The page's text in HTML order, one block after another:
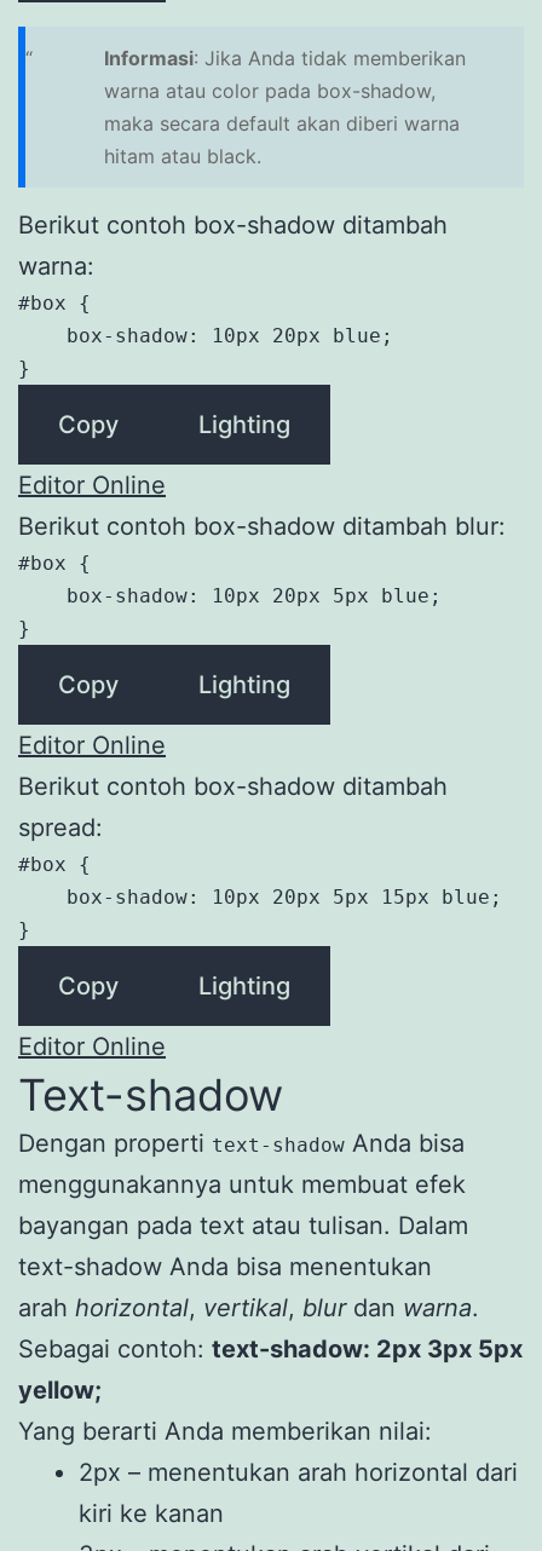
Informasi: Jika Anda tidak memberikan
warna atau color pada box-shadow,
maka secara default akan diberi warna
hitam atau black.
Berikut contoh box-shadow ditambah
warna:
#box {
    box-shadow: 10px 20px blue;
}
Copy Lighting
Editor Online
Berikut contoh box-shadow ditambah blur:
#box {
    box-shadow: 10px 20px 5px blue;
}
Copy Lighting
Editor Online
Berikut contoh box-shadow ditambah
spread:
#box {
    box-shadow: 10px 20px 5px 15px blue;
}
Copy Lighting
Editor Online
Text-shadow
Dengan properti text-shadow Anda bisa
menggunakannya untuk membuat efek
bayangan pada text atau tulisan. Dalam
text-shadow Anda bisa menentukan
arah horizontal, vertikal, blurdan warna.
Sebagai contoh: text-shadow: 2px 3px 5px
yellow;
Yang berarti Anda memberikan nilai:
2px – menentukan arah horizontal dari
kiri ke kanan